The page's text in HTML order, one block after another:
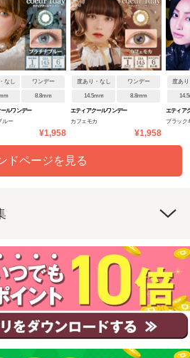
なし ワンデー
8.8mm
ルワンデー
ルー
¥1,958
度あり・なし ワンデー
14.5mm 8.8mm
エティアクールワンデー
カフェモカ
¥1,958
度あ
エティア
ブラック
ドページを見る